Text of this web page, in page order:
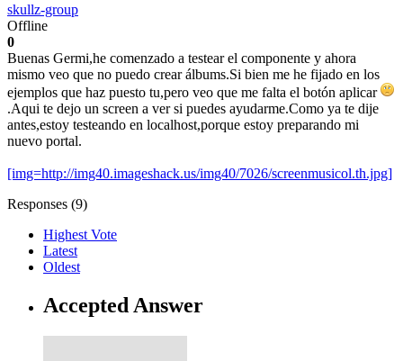
skullz-group
Offline
0
Buenas Germi,he comenzado a testear el componente y ahora
mismo veo que no puedo crear álbums.Si bien me he fijado en los
ejemplos que haz puesto tu,pero veo que me falta el botón aplicar
.Aqui te dejo un screen a ver si puedes ayudarme.Como ya te dije
antes,estoy testeando en localhost,porque estoy preparando mi
nuevo portal.
[img=http://img40.imageshack.us/img40/7026/screenmusicol.th.jpg]
Responses (9)
Highest Vote
Latest
Oldest
Accepted Answer